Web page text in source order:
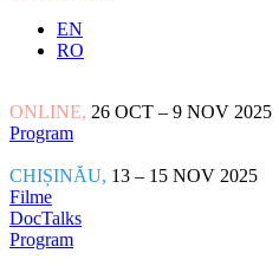
EN
RO
ONLINE, 26 OCT – 9 NOV 2025
Program
CHIȘINĂU, 13 – 15 NOV 2025
Filme
DocTalks
Program